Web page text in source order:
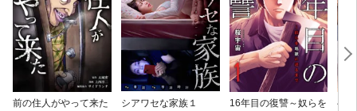
前の住人がやって来た
シアワセな家族１
16年目の復讐～奴らを
ベ